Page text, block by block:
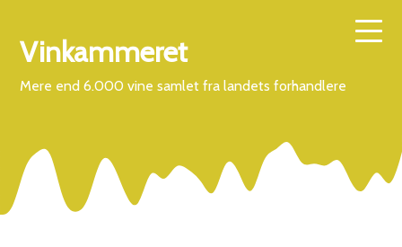
Vinkammeret
Mere end 6.000 vine samlet fra landets forhandlere